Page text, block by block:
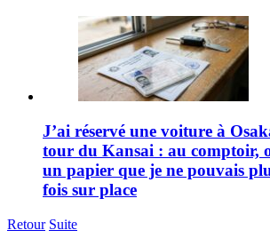
J’ai réservé une voiture à
tour du Kansai : au comptoir,
un papier que je ne pouvais
fois sur place
Retour Suite